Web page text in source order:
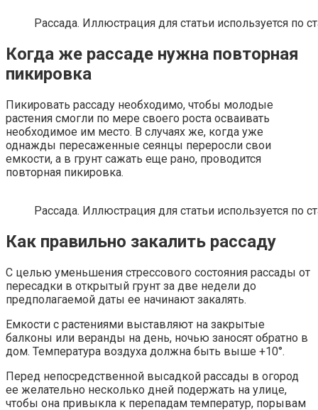
Рассада. Иллюстрация для статьи используется по
Когда же рассаде нужна повторная
пикировка
Пикировать рассаду необходимо, чтобы молодые
растения смогли по мере своего роста осваивать
необходимое им место. В случаях же, когда уже
однажды пересаженные сеянцы переросли свои
емкости, а в грунт сажать еще рано, проводится
повторная пикировка.
Рассада. Иллюстрация для статьи используется по
Как правильно закалить рассаду
С целью уменьшения стрессового состояния рассады от
пересадки в открытый грунт за две недели до
предполагаемой даты ее начинают закалять.
Емкости с растениями выставляют на закрытые
балконы или веранды на день, ночью заносят обратно в
дом. Температура воздуха должна быть выше +10°.
Перед непосредственной высадкой рассады в огород
ее желательно несколько дней подержать на улице,
чтобы она привыкла к перепадам температур, порывам